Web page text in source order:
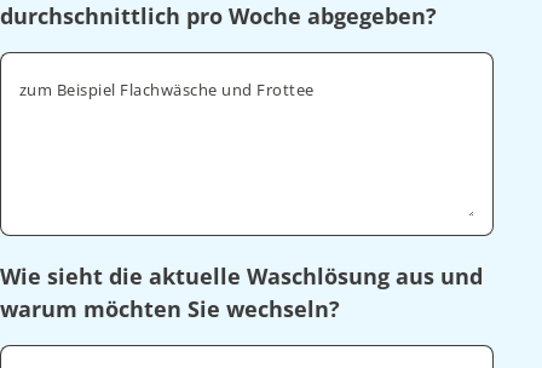
durchschnittlich pro Woche abgegeben?
zum Beispiel Flachwäsche und Frottee
Wie sieht die aktuelle Waschlösung aus und
warum möchten Sie wechseln?